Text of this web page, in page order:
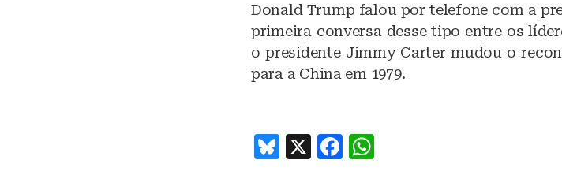
Donald Trump falou por telefone com a
primeira conversa desse tipo entre os
o presidente Jimmy Carter mudou o
para a China em 1979.
B
X
F